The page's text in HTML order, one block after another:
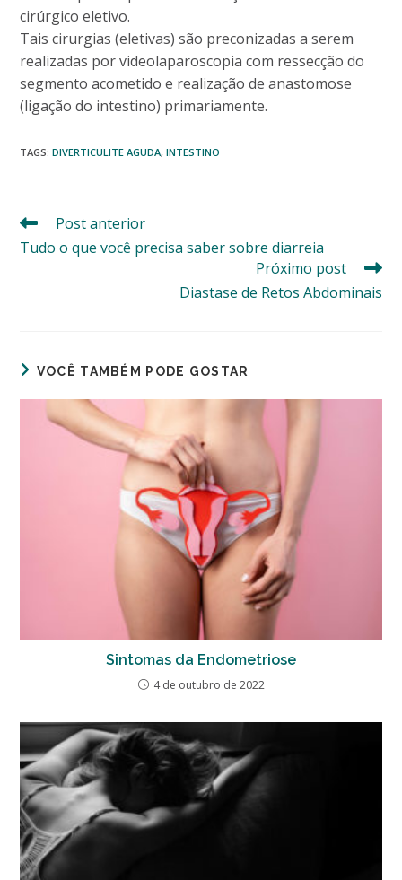
cirúrgico eletivo.
Tais cirurgias (eletivas) são preconizadas a serem
realizadas por videolaparoscopia com ressecção do
segmento acometido e realização de anastomose
(ligação do intestino) primariamente.
TAGS:DIVERTICULITE AGUDA, INTESTINO
Leia
artigos
Post anterior
Tudo o que você precisa saber sobre diarreia
Próximo post
Diastase de Retos Abdominais
VOCÊ TAMBÉM PODE GOSTAR
Sintomas da Endometriose
4 de outubro de 2022